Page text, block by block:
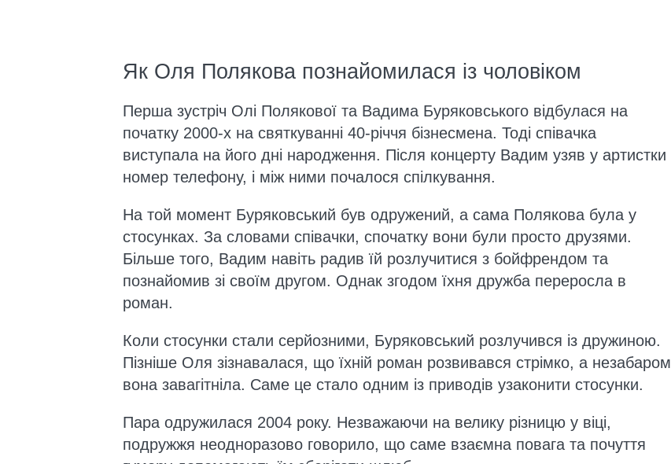
Як Оля Полякова познайомилася із чоловіком
Перша зустріч Олі Полякової та Вадима Буряковського відбулася на
початку 2000-х на святкуванні 40-річчя бізнесмена. Тоді співачка
виступала на його дні народження. Після концерту Вадим узяв у артистки
номер телефону, і між ними почалося спілкування.
На той момент Буряковський був одружений, а сама Полякова була у
стосунках. За словами співачки, спочатку вони були просто друзями.
Більше того, Вадим навіть радив їй розлучитися з бойфрендом та
познайомив зі своїм другом. Однак згодом їхня дружба переросла в
роман.
Коли стосунки стали серйозними, Буряковський розлучився із дружиною.
Пізніше Оля зізнавалася, що їхній роман розвивався стрімко, а незабаром
вона завагітніла. Саме це стало одним із приводів узаконити стосунки.
Пара одружилася 2004 року. Незважаючи на велику різницю у віці,
подружжя неодноразово говорило, що саме взаємна повага та почуття